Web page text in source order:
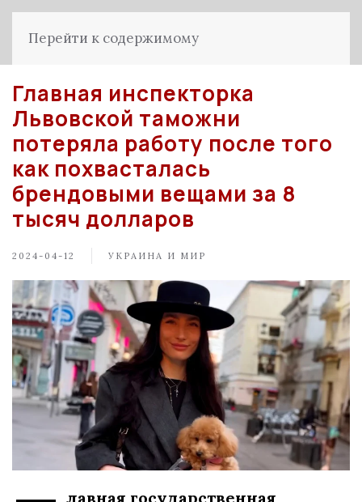
Перейти к содержимому
Главная инспекторка
Львовской таможни
потеряла работу после того
как похвасталась
брендовыми вещами за 8
тысяч долларов
2024-04-12 УКРАИНА И МИР
лавная государственная